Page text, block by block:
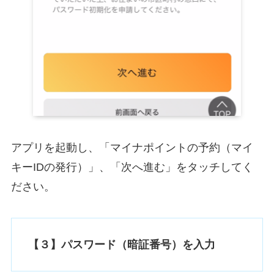
アプリを起動し、「マイナポイントの予約（マイ
キーIDの発行）」、「次へ進む」をタッチしてく
ださい。
【３】パスワード（暗証番号）を入力